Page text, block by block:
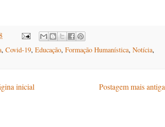
, Covid-19, Educação, Formação Humanística, Notícia,
Postagem mais antiga
inicial